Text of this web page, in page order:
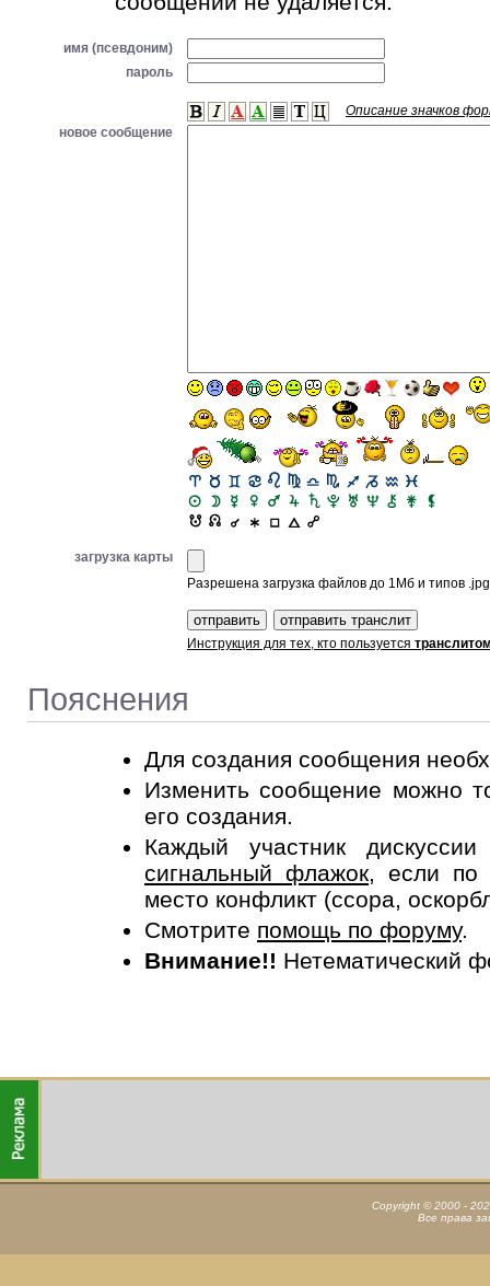
имя (псевдоним)
пароль
Описание значков
новое сообщение
загрузка карты
Разрешена загрузка файлов до 1Мб и типов
Инструкция для тех, кто пользуется
Пояснения
Для создания сообщения
Изменить сообщение можно
его создания.
Каждый участник
сигнальный флажок, если по
место конфликт (ссора,
Смотрите помощь по форуму.
Внимание!! Нетематический
Copyright © 2000 -
Все права